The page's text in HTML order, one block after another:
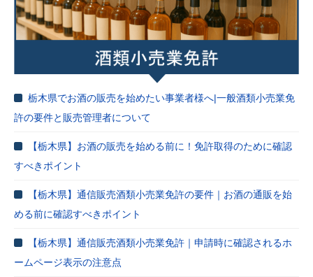
栃木県でお酒の販売を始めたい事業者様へ|一般酒類小売業免
許の要件と販売管理者について
【栃木県】お酒の販売を始める前に！免許取得のために確認
すべきポイント
【栃木県】通信販売酒類小売業免許の要件｜お酒の通販を始
める前に確認すべきポイント
【栃木県】通信販売酒類小売業免許｜申請時に確認されるホ
ームページ表示の注意点